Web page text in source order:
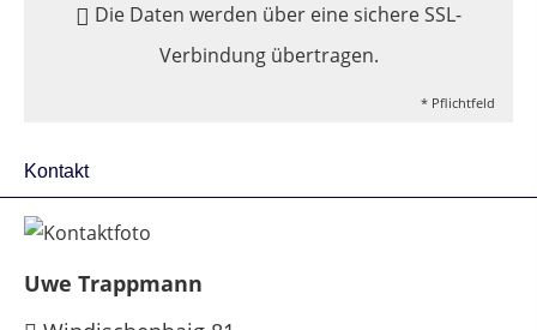
Die Daten werden über eine sichere SSL-
Verbindung übertragen.
* Pflichtfeld
Kontakt
Uwe Trappmann